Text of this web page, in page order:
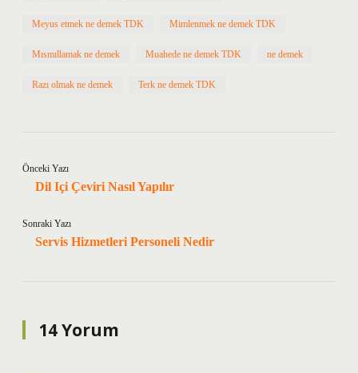
Meyus etmek ne demek TDK Mimlenmek ne demek TDK
Mısmıllamak ne demek Muahede ne demek TDK ne demek
Razı olmak ne demek Terk ne demek TDK
Önceki Yazı
Dil Içi Çeviri Nasıl Yapılır
Sonraki Yazı
Servis Hizmetleri Personeli Nedir
14 Yorum